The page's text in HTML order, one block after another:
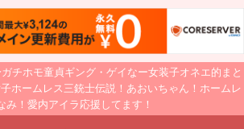
チホモ童貞ギング・ゲイなー女装子オネエ的まと
ホームレス三銃士伝説！あおいちゃん！ホームレ
み！愛内アイラ応援してます！